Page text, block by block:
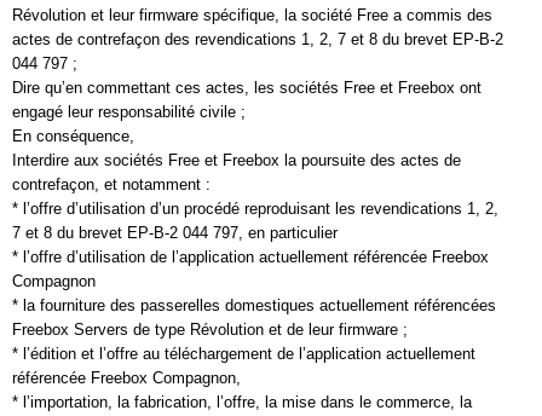
Révolution et leur firmware spécifique, la société Free a commis des
actes de contrefaçon des revendications 1, 2, 7 et 8 du brevet EP-B-2
044 797 ;
Dire qu’en commettant ces actes, les sociétés Free et Freebox ont
engagé leur responsabilité civile ;
En conséquence,
Interdire aux sociétés Free et Freebox la poursuite des actes de
contrefaçon, et notamment :
* l’offre d’utilisation d’un procédé reproduisant les revendications 1, 2,
7 et 8 du brevet EP-B-2 044 797, en particulier
* l’offre d’utilisation de l’application actuellement référencée Freebox
Compagnon
* la fourniture des passerelles domestiques actuellement référencées
Freebox Servers de type Révolution et de leur firmware ;
* l’édition et l’offre au téléchargement de l’application actuellement
référencée Freebox Compagnon,
* l’importation, la fabrication, l’offre, la mise dans le commerce, la